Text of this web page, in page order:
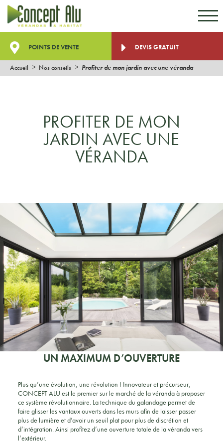
POINTS DE VENTE DEVIS GRATUIT
Accueil Nos conseils Profiter de mon jardin avec une véranda
PROFITER DE MON
JARDIN AVEC UNE
VÉRANDA
UN MAXIMUM D’OUVERTURE
Plus qu’une évolution, une révolution ! Innovateur et précurseur,
CONCEPT ALU est le premier sur le marché de la véranda à proposer
ce système révolutionnaire. La technique du galandage permet de
faire glisser les vantaux ouverts dans les murs afin de laisser passer
plus de lumière et d’avoir un seuil plat pour plus de discrétion et
d’intégration. Ainsi profitez d’une ouverture totale de la véranda vers
l’extérieur.